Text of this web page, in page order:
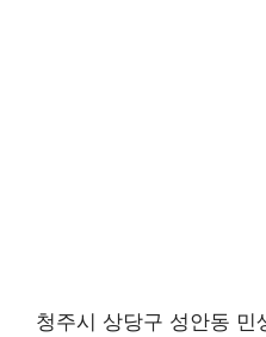
청주시 상당구 성안동 민